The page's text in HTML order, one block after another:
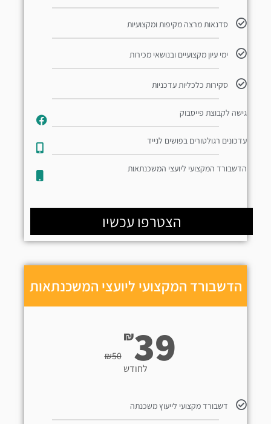
הדשבורד המקצועי ליועצי המשכנתאות
₪50
₪39
לחודש
דשבורד מקצועי לייעוץ משכנתה
סדנאות מרצה מקיפות ומקצועיות
ימי עיון מקצועיים ובנושאי מכירות
סקירות כלכליות עדכניות
גישה לקבוצת פייסבוק
עדכונים רגולטורים בפושים לנייד​
הדשבורד המקצועי ליועצי המשכנתאות
הצטרפו עכשיו